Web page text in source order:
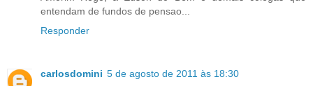
entendam de fundos de pensao...
Responder
carlosdomini 5 de agosto de 2011 às 18:30